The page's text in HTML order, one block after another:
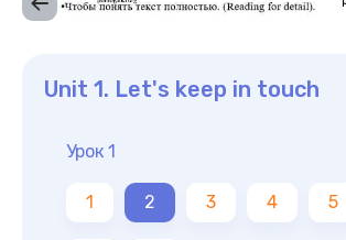
Unit 1. Let's keep in touch
Урок 1
1 2 3 4 5